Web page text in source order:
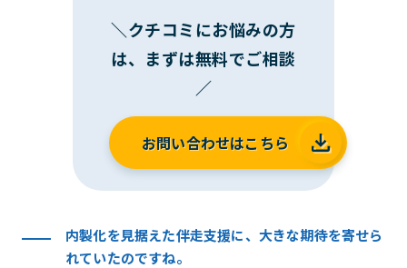
＼クチコミにお悩みの方
は、まずは無料でご相談
／
お問い合わせはこちら
内製化を見据えた伴走支援に、大きな期待を寄せら
れていたのですね。